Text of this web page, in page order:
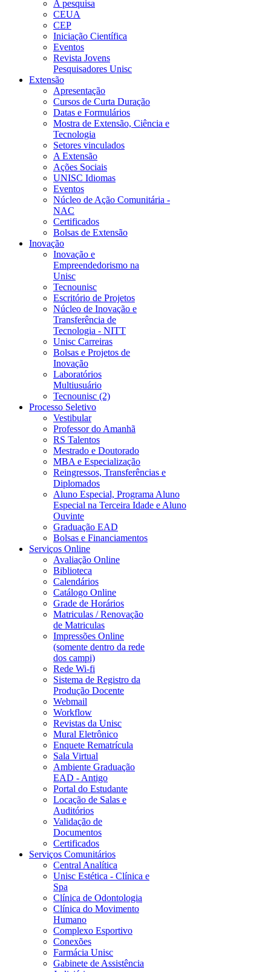
A pesquisa
CEUA
CEP
Iniciação Científica
Eventos
Revista Jovens
Pesquisadores Unisc
Extensão
Apresentação
Cursos de Curta Duração
Datas e Formulários
Mostra de Extensão, Ciência e
Tecnologia
Setores vinculados
A Extensão
Ações Sociais
UNISC Idiomas
Eventos
Núcleo de Ação Comunitária -
NAC
Certificados
Bolsas de Extensão
Inovação
Inovação e
Empreendedorismo na
Unisc
Tecnounisc
Escritório de Projetos
Núcleo de Inovação e
Transferência de
Tecnologia - NITT
Unisc Carreiras
Bolsas e Projetos de
Inovação
Laboratórios
Multiusuário
Tecnounisc (2)
Processo Seletivo
Vestibular
Professor do Amanhã
RS Talentos
Mestrado e Doutorado
MBA e Especialização
Reingressos, Transferências e
Diplomados
Aluno Especial, Programa Aluno
Especial na Terceira Idade e Aluno
Ouvinte
Graduação EAD
Bolsas e Financiamentos
Serviços Online
Avaliação Online
Biblioteca
Calendários
Catálogo Online
Grade de Horários
Matriculas / Renovação
de Matriculas
Impressões Online
(somente dentro da rede
dos campi)
Rede Wi-fi
Sistema de Registro da
Produção Docente
Webmail
Workflow
Revistas da Unisc
Mural Eletrônico
Enquete Rematrícula
Sala Virtual
Ambiente Graduação
EAD - Antigo
Portal do Estudante
Locação de Salas e
Auditórios
Validação de
Documentos
Certificados
Serviços Comunitários
Central Analítica
Unisc Estética - Clínica e
Spa
Clínica de Odontologia
Clínica do Movimento
Humano
Complexo Esportivo
Conexões
Farmácia Unisc
Gabinete de Assistência